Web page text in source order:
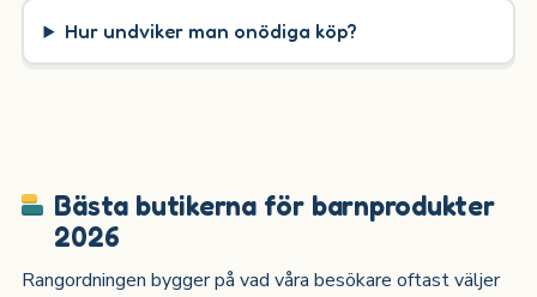
Hur undviker man onödiga köp?
Bästa butikerna för barnprodukter
2026
Rangordningen bygger på vad våra besökare oftast väljer